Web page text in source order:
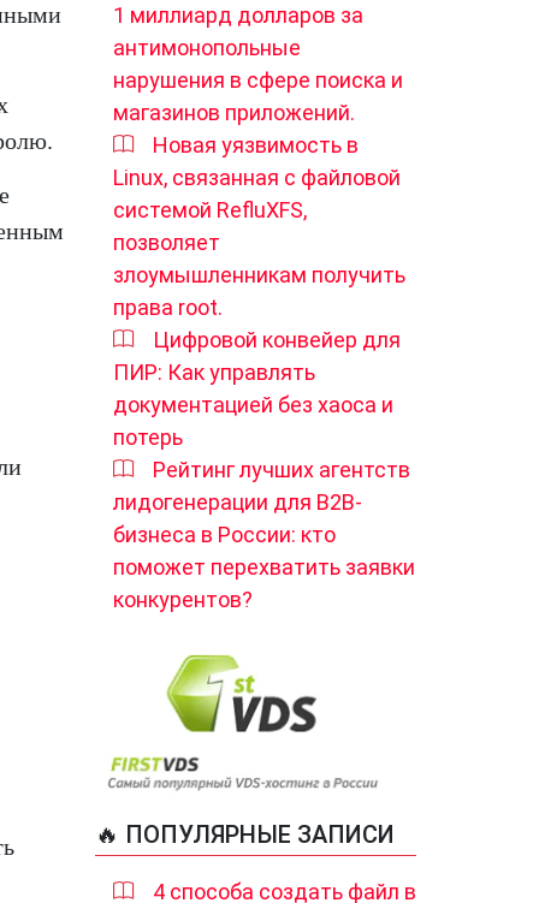
1 миллиард долларов за
антимонопольные
нарушения в сфере поиска и
магазинов приложений.
Новая уязвимость в
Linux, связанная с файловой
системой RefluXFS,
позволяет
злоумышленникам получить
права root.
Цифровой конвейер для
ПИР: Как управлять
документацией без хаоса и
потерь
Рейтинг лучших агентств
лидогенерации для B2B-
бизнеса в России: кто
поможет перехватить заявки
конкурентов?
🔥 ПОПУЛЯРНЫЕ ЗАПИСИ
4 способа создать файл в